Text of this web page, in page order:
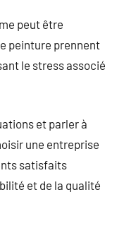
peut être
peinture prennent
le stress associé
et parler à
une entreprise
satisfaits
et de la qualité